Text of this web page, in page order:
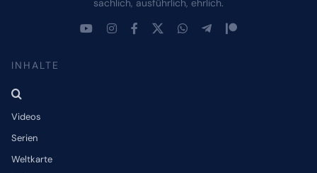
sachlich, ausführlich, ehrlich.
INHALTE
Videos
Serien
Weltkarte